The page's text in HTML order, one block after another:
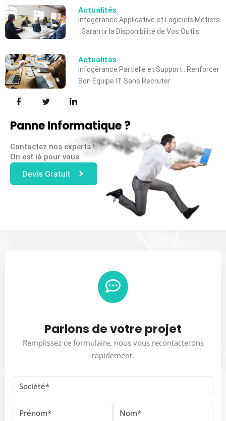
Actualités
Infogérance Applicative et Logiciels Métiers
: Garantir la Disponibilité de Vos Outils
Actualités
Infogérance Partielle et Support : Renforcer
Son Équipe IT Sans Recruter
Panne Informatique ?
Contactez nos experts !
On est là pour vous
Devis Gratuit
Parlons de votre projet
Remplissez ce formulaire, nous vous recontacterons
rapidement.